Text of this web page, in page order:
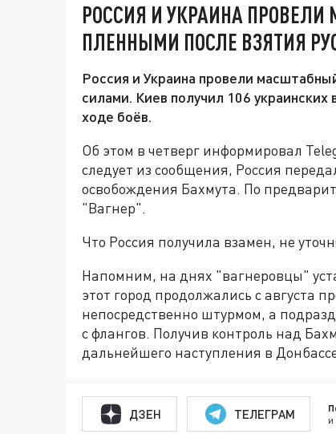
РОССИЯ И УКРАИНА
ПЛЕННЫМИ ПОСЛЕ ВЗЯТИЯ
Россия и Украина провели
силами. Киев получил 106
ходе боёв.
Об этом в четверг информировал
следует из сообщения, Россия
освобождения Бахмута. По
"Вагнер".
Что Россия получила взамен, не
Напомним, на днях "вагнеровцы"
этот город продолжались с августа
непосредственно штурмом, а
с флангов. Получив контроль над
дальнейшего наступления в
ДЗЕН ТЕЛЕГРАМ и